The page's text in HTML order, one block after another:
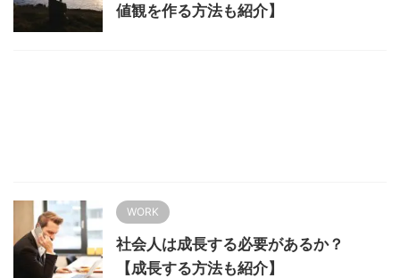
値観を作る方法も紹介】
WORK
社会人は成長する必要があるか？
【成長する方法も紹介】